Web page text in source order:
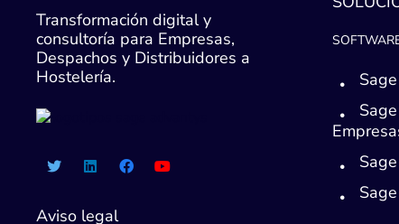
Transformación digital y
consultoría para Empresas,
Despachos y Distribuidores a
Hostelería.
Aviso legal